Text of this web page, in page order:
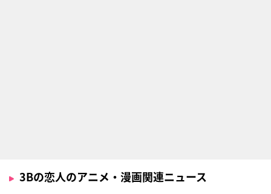
3Bの恋人のアニメ・漫画関連ニュース